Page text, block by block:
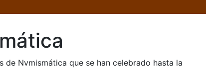
Nvmismática que se han celebrado hasta la